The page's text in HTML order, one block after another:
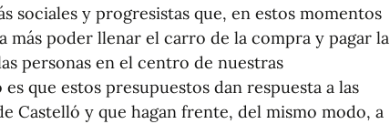
sociales y progresistas que, en estos momentos
más poder llenar el carro de la compra y pagar la
personas en el centro de nuestras
que estos presupuestos dan respuesta a las
Castelló y que hagan frente, del mismo modo, a